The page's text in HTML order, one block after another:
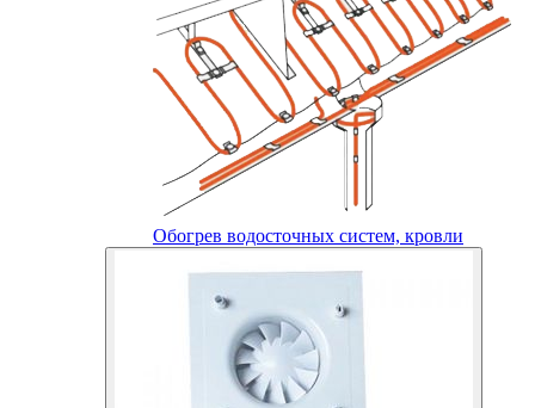
Обогрев водосточных систем, кровли